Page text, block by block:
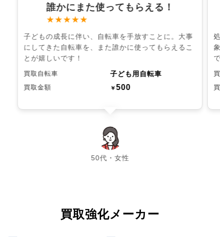
誰かにまた使ってもらえる！
★★★★★
子どもの成長に伴い、自転車を手放すことに。大事
にしてきた自転車を、また誰かに使ってもらえるこ
とが嬉しいです！
買取自転車 子ども用自転車
買取金額 ￥500
50代・女性
chevron_left chevron_right
買取強化メーカー